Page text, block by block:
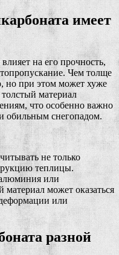
имеет
на его прочность,
Чем толще
но при этом может хуже
материал
что особенно важно
обильным снегопадом.
не только
теплицы.
или
может оказаться
или
разной